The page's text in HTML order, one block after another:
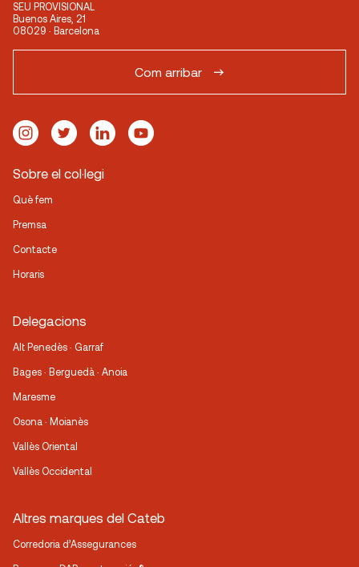
SEU PROVISIONAL
Buenos Aires, 21
08029 · Barcelona
Com arribar
Sobre el col·legi
Què fem
Premsa
Contacte
Horaris
Delegacions
Alt Penedès · Garraf
Bages · Berguedà · Anoia
Maresme
Osona · Moianès
Vallès Oriental
Vallès Occidental
Altres marques del Cateb
Corredoria d’Assegurances